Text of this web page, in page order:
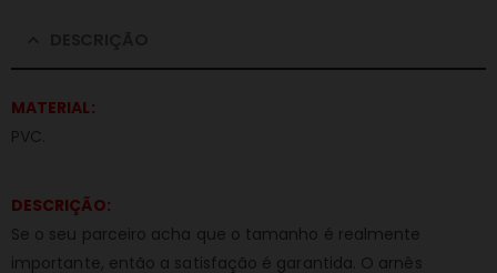
MATERIAL:
PVC.
DESCRIÇÃO:
Se o seu parceiro acha que o tamanho é realmente
importante, então a satisfação é garantida. O arnês